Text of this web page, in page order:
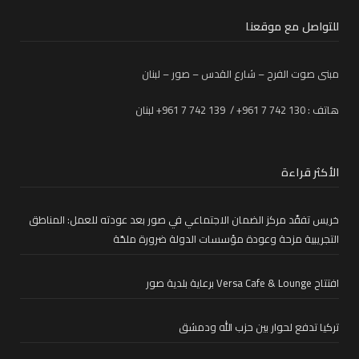
للتواصل مع موقعنا
مبنى صوت الفرح – شارع القدس – صور – لبنان
هاتف : 130 742 7 961+ / 139 742 7 961+ لبنان
الأكثر قراءة
خريس تفقّد مركز الضمان الاجتماعي في صور بعد عودته للعمل: المناطق
التجريبية مزحة وعودة مؤسسات الدولة ضرورة ملحّة
افتتاح Versa Cafe & Lounge برعاية بلدية صور
تركيا تدفع لحوار بين حزب الله ودمشق